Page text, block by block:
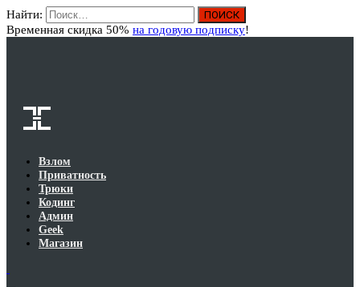
Найти:
Временная скидка 50% на годовую подписку!
Взлом
Приватность
Трюки
Кодинг
Админ
Geek
Магазин